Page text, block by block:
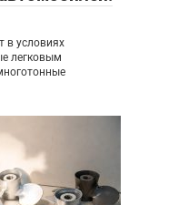
в условиях
легковым